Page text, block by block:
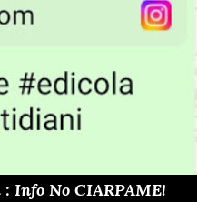
Info No CIARPAME!